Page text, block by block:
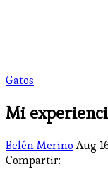
Gatos
Mi
Belén Merino Aug
Compartir: